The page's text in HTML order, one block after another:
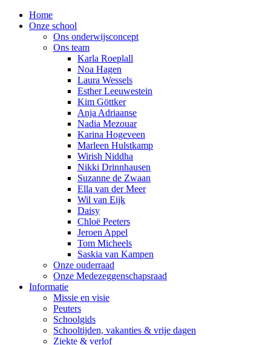
Home
Onze school
Ons onderwijsconcept
Ons team
Karla Roeplall
Noa Hagen
Laura Wessels
Esther Leeuwestein
Kim Göttker
Anja Adriaanse
Nadia Mezouar
Karina Hogeveen
Marleen Hulstkamp
Wirish Niddha
Nikki Drinnhausen
Suzanne de Zwaan
Ella van der Meer
Wil van Eijk
Daisy
Chloë Peeters
Jeroen Appel
Tom Micheels
Saskia van Kampen
Onze ouderraad
Onze Medezeggenschapsraad
Informatie
Missie en visie
Peuters
Schoolgids
Schooltijden, vakanties & vrije dagen
Ziekte & verlof